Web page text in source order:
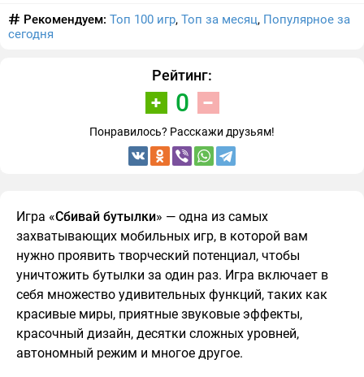
Рекомендуем: Топ 100 игр, Топ за месяц, Популярное за
сегодня
Рейтинг:
0
Понравилось? Расскажи друзьям!
Игра «Сбивай бутылки» — одна из самых
захватывающих мобильных игр, в которой вам
нужно проявить творческий потенциал, чтобы
уничтожить бутылки за один раз. Игра включает в
себя множество удивительных функций, таких как
красивые миры, приятные звуковые эффекты,
красочный дизайн, десятки сложных уровней,
автономный режим и многое другое.